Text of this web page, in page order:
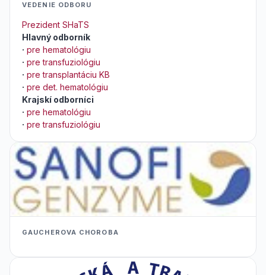
VEDENIE ODBORU
Prezident SHaTS
Hlavný odborník
· pre hematológiu
· pre transfuziológiu
· pre transplantáciu KB
· pre det. hematológiu
Krajskí odborníci
· pre hematológiu
· pre transfuziológiu
GAUCHEROVA CHOROBA